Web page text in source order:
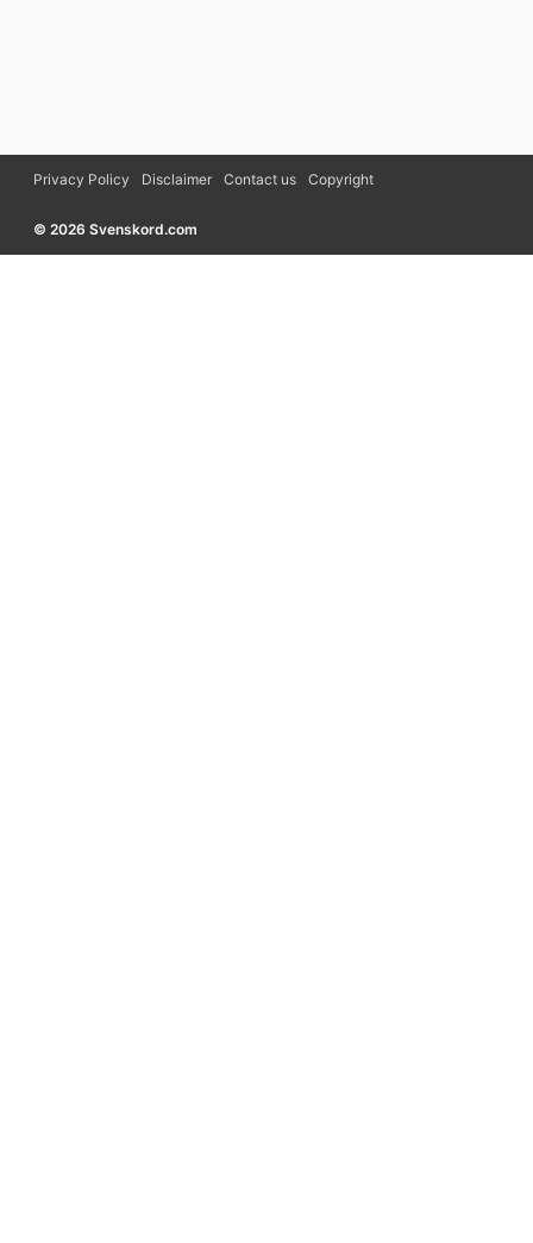
Privacy Policy Disclaimer Contact us Copyright
© 2026 Svenskord.com